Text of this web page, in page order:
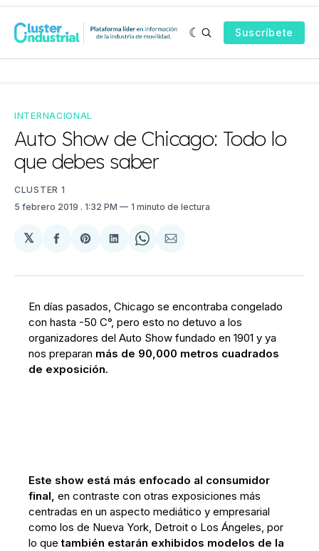
Suscríbete
INTERNACIONAL
Auto Show de Chicago: Todo lo
que debes saber
CLUSTER 1
5 febrero 2019 . 1:32 PM 1 minuto de lectura
𝕏
Compartir
Facebook
Share
Pinterest
Compartir
LinkedIn
Share
WhatsApp
Compartir
Email
En días pasados, Chicago se encontraba congelado
con hasta -50 C°, pero esto no detuvo a los
organizadores del Auto Show fundado en 1901 y ya
nos preparan más de 90,000 metros cuadrados
de exposición.
Este show está más enfocado al consumidor
final, en contraste con otras exposiciones más
centradas en un aspecto mediático y empresarial
como los de Nueva York, Detroit o Los Ángeles, por
lo que también estarán exhibidos modelos de la